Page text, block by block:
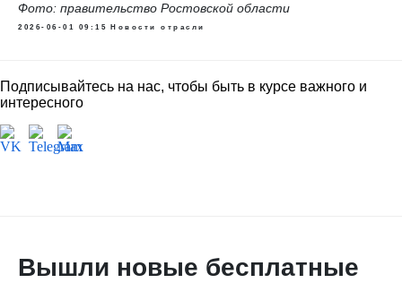
Фото: правительство Ростовской области
2026-06-01 09:15 Новости отрасли
Подписывайтесь на нас, чтобы быть в курсе важного и
интересного
Вышли новые бесплатные